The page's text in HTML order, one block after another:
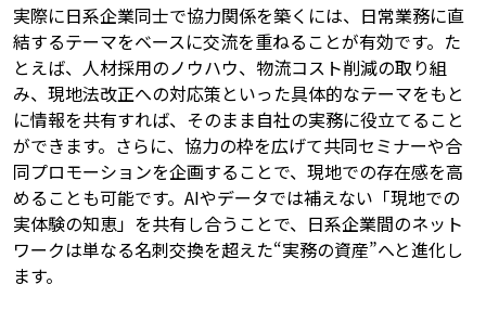
実際に日系企業同士で協力関係を築くには、日常業務に直
結するテーマをベースに交流を重ねることが有効です。た
とえば、人材採用のノウハウ、物流コスト削減の取り組
み、現地法改正への対応策といった具体的なテーマをもと
に情報を共有すれば、そのまま自社の実務に役立てること
ができます。さらに、協力の枠を広げて共同セミナーや合
同プロモーションを企画することで、現地での存在感を高
めることも可能です。AIやデータでは補えない「現地での
実体験の知恵」を共有し合うことで、日系企業間のネット
ワークは単なる名刺交換を超えた“実務の資産”へと進化し
ます。